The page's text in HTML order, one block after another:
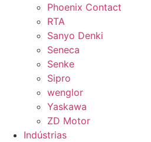
Phoenix Contact
RTA
Sanyo Denki
Seneca
Senke
Sipro
wenglor
Yaskawa
ZD Motor
Indústrias